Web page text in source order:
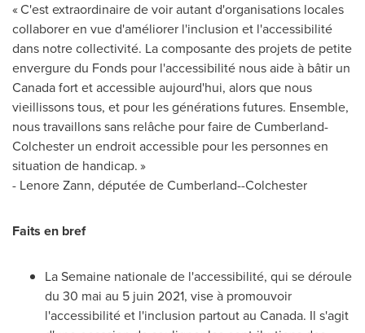
« C'est extraordinaire de voir autant d'organisations locales
collaborer en vue d'améliorer l'inclusion et l'accessibilité
dans notre collectivité. La composante des projets de petite
envergure du Fonds pour l'accessibilité nous aide à bâtir un
Canadafort et accessible aujourd'hui, alors que nous
vieillissons tous, et pour les générations futures. Ensemble,
nous travaillons sans relâche pour faire deCumberland-
Colchester un endroit accessible pour les personnes en
situation de handicap. »
- Lenore Zann, députée deCumberland--Colchester
Faits en bref
La Semaine nationale de l'accessibilité, qui se déroule
du 30 mai au 5 juin 2021, vise à promouvoir
l'accessibilité et l'inclusion partout au Canada. Il s'agit